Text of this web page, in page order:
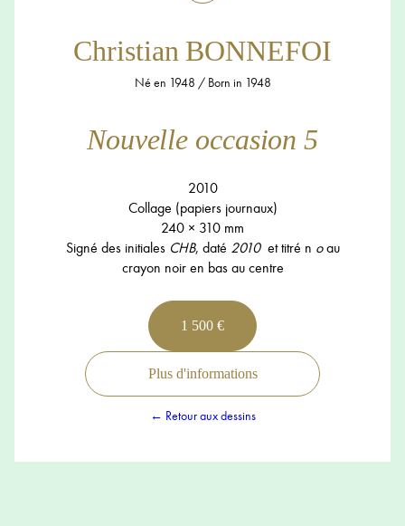
Christian BONNEFOI
Né en 1948 / Born in 1948
Nouvelle occasion 5
2010
Collage (papiers journaux)
240 × 310 mm
Signé des initiales CHB, daté 2010et titré n oau
crayon noir en bas au centre
1 500 €
Plus d'informations
← Retour aux dessins